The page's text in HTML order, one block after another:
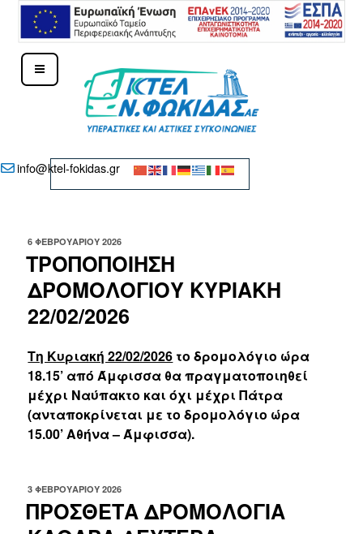
Μετάβαση
ΚΤΕΛ Ν. ΦΩΚΊΔΑΣ – ΔΕΛΦΟΊ
info@ktel-fokidas.gr
ΔΗΜΟΣΙΕΎΤΗΚΕ
6 ΦΕΒΡΟΥΑΡΊΟΥ 2026
ΤΡΟΠΟΠΟΙΗΣΗ
ΔΡΟΜΟΛΟΓΙΟΥ ΚΥΡΙΑΚΗ
22/02/2026
Τη Κυριακή 22/02/2026 το δρομολόγιο ώρα
18.15’ από Άμφισσα θα πραγματοποιηθεί
μέχρι Ναύπακτο και όχι μέχρι Πάτρα
(ανταποκρίνεται με το δρομολόγιο ώρα
15.00’ Αθήνα – Άμφισσα).
ΔΗΜΟΣΙΕΎΤΗΚΕ
ΣΤΙΣ
3 ΦΕΒΡΟΥΑΡΊΟΥ 2026
ΠΡΟΣΘΕΤΑ ΔΡΟΜΟΛΟΓΙΑ